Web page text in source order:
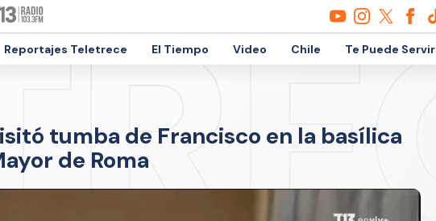
Reportajes Teletrece El Tiempo Video Chile Te Puede Servir
tumba de Francisco en la basílica
de Roma